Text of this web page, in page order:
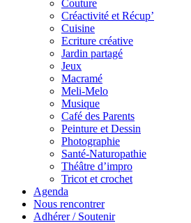
Couture
Créactivité et Récup’
Cuisine
Ecriture créative
Jardin partagé
Jeux
Macramé
Meli-Melo
Musique
Café des Parents
Peinture et Dessin
Photographie
Santé-Naturopathie
Théâtre d’impro
Tricot et crochet
Agenda
Nous rencontrer
Adhérer / Soutenir